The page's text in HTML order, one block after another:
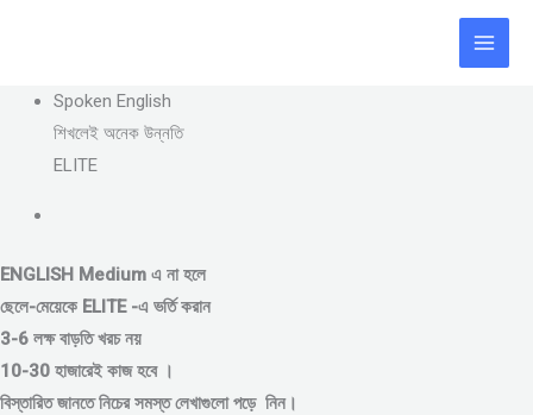
Spoken English
শিখলেই অনেক উন্নতি
ELITE
ENGLISH Medium এ না হলে
ছেলে-মেয়েকে ELITE -এ ভর্তি করান
3-6 লক্ষ বাড়তি খরচ নয়
10-30 হাজারেই কাজ হবে ।
বিস্তারিত জানতে নিচের সমস্ত লেখাগুলো পড়ে নিন।